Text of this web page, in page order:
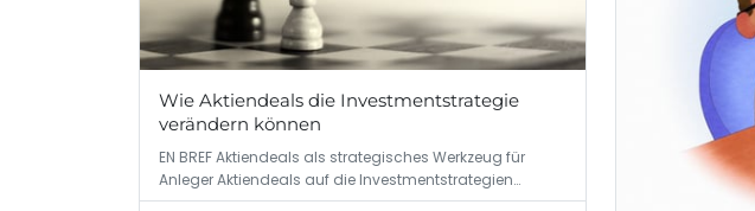
Wie Aktiendeals die Investmentstrategie
verändern können
EN BREF Aktiendeals als strategisches Werkzeug für
Anleger Aktiendeals auf die Investmentstrategien…